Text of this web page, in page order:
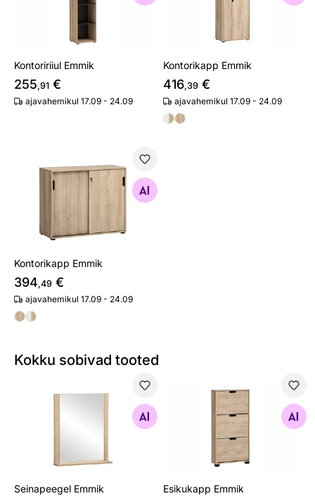
Kontoririiul Emmik
255,91 €
ajavahemikul 17.09 - 24.09
Kontorikapp Emmik
416,39 €
ajavahemikul 17.09 - 24.09
Kontorikapp Emmik
Kontorikapp Emmik
394,49 €
ajavahemikul 17.09 - 24.09
Kokku sobivad tooted
Seinapeegel Emmik
Seinapeegel Emmik
Esikukapp Emmik
Otsi sarnaseid
Esikukapp Emmik